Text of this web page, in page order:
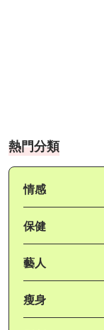
熱門分類
情感
保健
藝人
瘦身